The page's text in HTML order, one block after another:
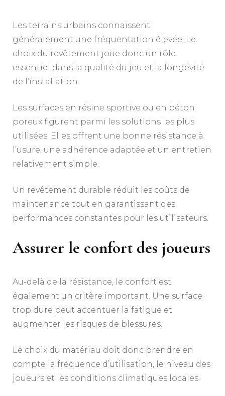
Les terrains urbains connaissent
généralement une fréquentation élevée. Le
choix du revêtement joue donc un rôle
essentiel dans la qualité du jeu et la longévité
de l’installation.
Les surfaces en résine sportive ou en béton
poreux figurent parmi les solutions les plus
utilisées. Elles offrent une bonne résistance à
l’usure, une adhérence adaptée et un entretien
relativement simple.
Un revêtement durable réduit les coûts de
maintenance tout en garantissant des
performances constantes pour les utilisateurs.
Assurer le confort des joueurs
Au-delà de la résistance, le confort est
également un critère important. Une surface
trop dure peut accentuer la fatigue et
augmenter les risques de blessures.
Le choix du matériau doit donc prendre en
compte la fréquence d’utilisation, le niveau des
joueurs et les conditions climatiques locales.